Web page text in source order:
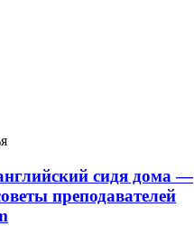
сидя дома —
преподавателей